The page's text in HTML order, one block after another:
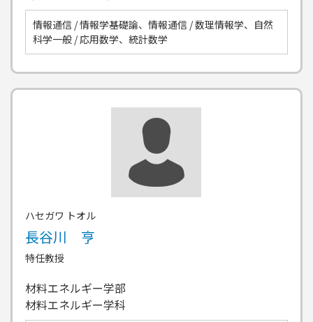
情報通信 / 情報学基礎論、情報通信 / 数理情報学、自然
科学一般 / 応用数学、統計数学
ハセガワ トオル
長谷川 亨
特任教授
材料エネルギー学部
材料エネルギー学科